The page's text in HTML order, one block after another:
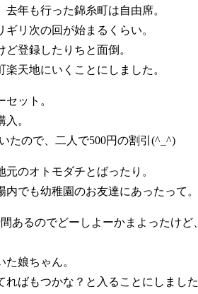
年も行った錦糸町は自由席。
リ次の回が始まるくらい。
登録したりちと面倒。
天地にいくことにしました。
ット。
。
たので、二人で500円の割引(^_^)
のオトモダチとばったり。
でも幼稚園のお友達にあったって。
あるのでどーしよーかまよったけど
娘ちゃん。
ばもつかな？と入ることにしました